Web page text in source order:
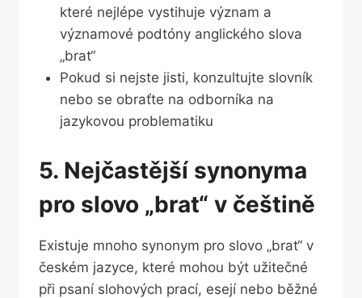
které nejlépe vystihuje význam a
významové podtóny anglického slova
„brat“
Pokud si nejste ⁢jisti, konzultujte slovník
nebo se obraťte ⁢na odborníka na‌
jazykovou problematiku
5. Nejčastější synonyma
pro slovo „brat“ v češtině
Existuje mnoho synonym ⁤pro slovo „brat“ v
českém⁣ jazyce, které mohou⁤ být‍ užitečné
při psaní slohových prací, esejí nebo běžné